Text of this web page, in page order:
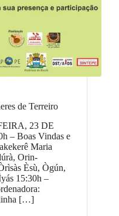
de Terreiro
23 DE
– Boas Vindas e
Maria
Orin-
Èsù, Ògún,
15:30h –
[…]